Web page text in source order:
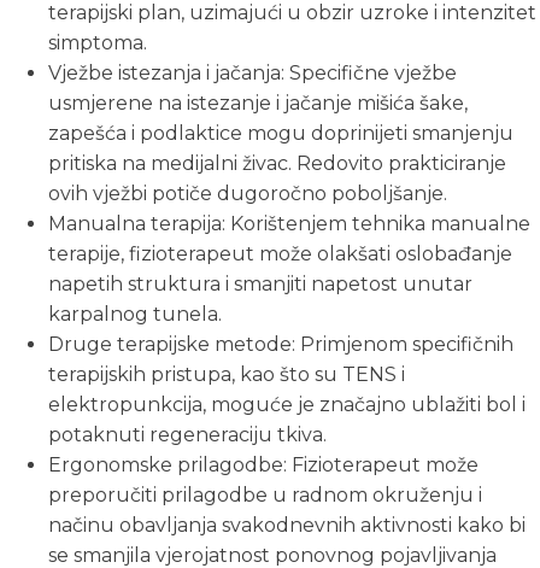
terapijski plan, uzimajući u obzir uzroke i intenzitet
simptoma.
Vježbe istezanja i jačanja: Specifične vježbe
usmjerene na istezanje i jačanje mišića šake,
zapešća i podlaktice mogu doprinijeti smanjenju
pritiska na medijalni živac. Redovito prakticiranje
ovih vježbi potiče dugoročno poboljšanje.
Manualna terapija: Korištenjem tehnika manualne
terapije, fizioterapeut može olakšati oslobađanje
napetih struktura i smanjiti napetost unutar
karpalnog tunela.
Druge terapijske metode: Primjenom specifičnih
terapijskih pristupa, kao što su TENS i
elektropunkcija, moguće je značajno ublažiti bol i
potaknuti regeneraciju tkiva.
Ergonomske prilagodbe: Fizioterapeut može
preporučiti prilagodbe u radnom okruženju i
načinu obavljanja svakodnevnih aktivnosti kako bi
se smanjila vjerojatnost ponovnog pojavljivanja